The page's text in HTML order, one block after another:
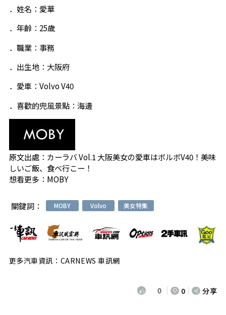
．姓名：愛華
．年齡：25歲
．職業：事務
．出生地：大阪府
．愛車：Volvo V40
．喜歡的兜風景點：海邊
原文出處： カーラバ Vol.1 大阪美女の愛車はボルボV40！美味
しいご飯、食べ行こー！
想看更多： MOBY
關鍵詞： MOBY Volvo 美女特集
更多汽車資訊：CARNEWS 車訊網
0 0 分享